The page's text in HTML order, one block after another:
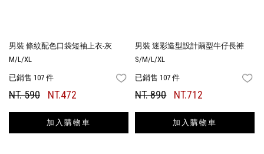
男裝 條紋配色口袋短袖上衣-灰
M/L/XL
已銷售 107 件 FAVORITES
NT. 590 NT.472
加入購物車
男裝 迷彩造型設計繭型牛仔長褲
S/M/L/XL
已銷售 107 件
NT. 890 NT.712
加入購物車